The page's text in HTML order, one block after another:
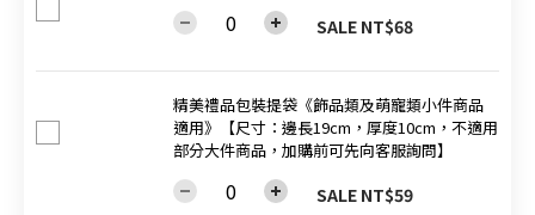
SALE NT$68
精美禮品包裝提袋《飾品類及萌寵類小件商品
適用》【尺寸：邊長19cm，厚度10cm，不適用
部分大件商品，加購前可先向客服詢問】
SALE NT$59